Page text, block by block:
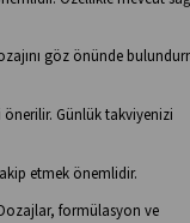
göz önünde
önerilir. Günlük takviyenizi
etmek önemlidir.
formülasyon ve